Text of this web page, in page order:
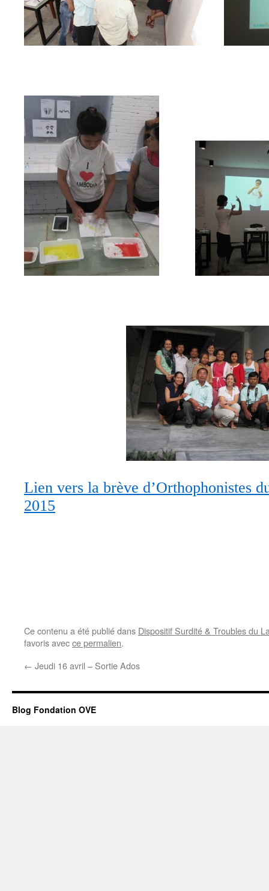
Lien vers la brève d’Orthophonistes
2015
Ce contenu a été publié dans Dispositif Surdité & Troubles du
favoris avecce permalien.
← Jeudi 16 avril – Sortie Ados
Blog Fondation OVE